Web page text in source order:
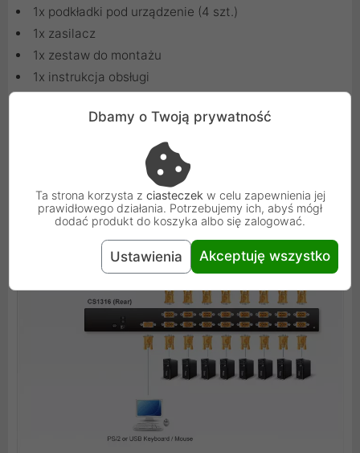
1x podkładki pod urządzenie (4 szt.)
1x zasilacz
1x zestaw do montażu
1x instrukcja obsługi
Dbamy o Twoją prywatność
Ta strona korzysta z ciasteczek w celu zapewnienia jej
prawidłowego działania. Potrzebujemy ich, abyś mógł
dodać produkt do koszyka albo się zalogować.
Ustawienia Akceptuję wszystko